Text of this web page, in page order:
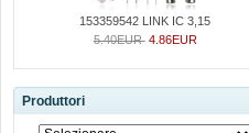
153359542 LINK IC 3,15
5.40EUR 4.86EUR
Produttori